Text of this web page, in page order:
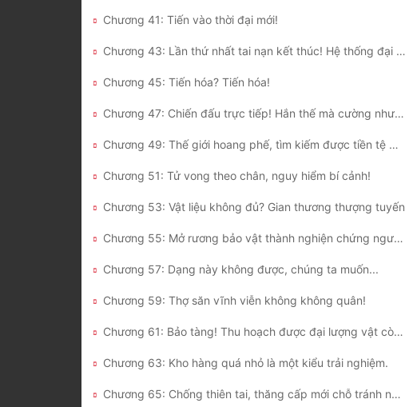
Chương 41: Tiến vào thời đại mới!
Chương 43: Lần thứ nhất tai nạn kết thúc! Hệ thống đại thăng cấp!
Chương 45: Tiến hóa? Tiến hóa!
Chương 47: Chiến đấu trực tiếp! Hắn thế mà cường như vậy?
Chương 49: Thế giới hoang phế, tìm kiếm được tiền tệ mới cứng rắn!
Chương 51: Tử vong theo chân, nguy hiểm bí cảnh!
Chương 53: Vật liệu không đủ? Gian thương thượng tuyến
Chương 55: Mở rương bảo vật thành nghiện chứng người bệnh
Chương 57: Dạng này không được, chúng ta muốn...
Chương 59: Thợ săn vĩnh viễn không không quân!
Chương 61: Bảo tàng! Thu hoạch được đại lượng vật còn sót lại!
Chương 63: Kho hàng quá nhỏ là một kiểu trải nghiệm.
Chương 65: Chống thiên tai, thăng cấp mới chỗ tránh nạn!